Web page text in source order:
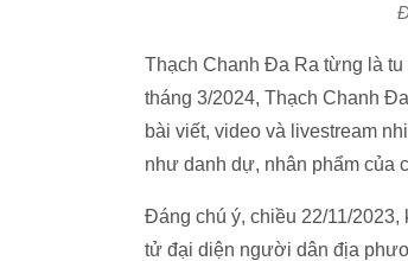
Thạch Chanh Đa Ra từng là
tháng 3/2024, Thạch Chanh
bài viết, video và livestream
như danh dự, nhân phẩm của
Đáng chú ý, chiều 22/11/2023,
tử đại diện người dân địa